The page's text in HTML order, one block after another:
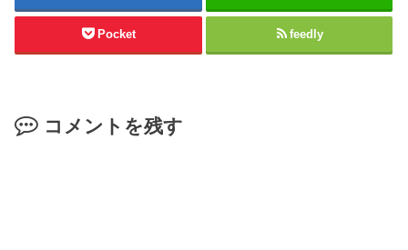
Pocket feedly
コメントを残す